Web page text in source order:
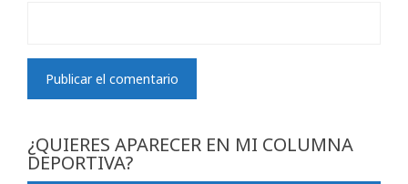
¿QUIERES APARECER EN MI COLUMNA
DEPORTIVA?